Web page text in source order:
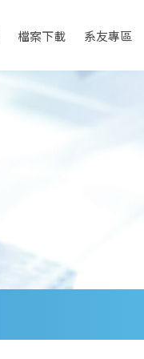
檔案下載 系友專區